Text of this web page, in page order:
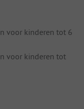
voor kinderen tot 6
voor kinderen tot